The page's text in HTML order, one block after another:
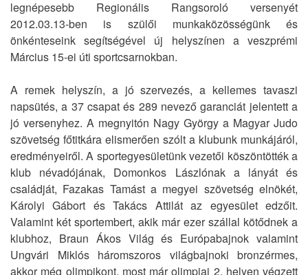
legnépesebb Regionális Rangsoroló versenyét
2012.03.13-ben is szülői munkaközösségünk és
önkénteseink segítségével új helyszínen a veszprémi
Március 15-ei úti sportcsarnokban.
A remek helyszín, a jó szervezés, a kellemes tavaszi
napsütés, a 37 csapat és 289 nevező garanciát jelentett a
jó versenyhez. A megnyitón Nagy György a Magyar Judo
szövetség főtitkára elismerően szólt a klubunk munkájáról,
eredményeiről. A sportegyesületünk vezetői köszöntötték a
klub névadójának, Domonkos Lászlónak a lányát és
családját, Fazakas Tamást a megyei szövetség elnökét,
Károlyi Gábort és Takács Attilát az egyesület edzőit.
Valamint két sportembert, akik már ezer szállal kötődnek a
klubhoz, Braun Ákos Világ és Európabajnok valamint
Ungvári Miklós háromszoros világbajnoki bronzérmes,
akkor még olimpikont, most már olimpiai 2. helyen végzett